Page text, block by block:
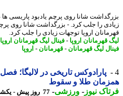
شانا روی پرچم یادبود پاریسی ها در
را جلب کرد. - بزرگداشت شانا روی پرچم
اروپا توجهات زیادی را جلب کرد.
قهرمانان اروپا - فینال لیگ قهرمانان اروپا -
لیگ قهرمانان-قهرمانان-اروپا
پارادوکس تاریخی در لالیگا؛ فصل
طلا و سقوط
نیوز-ورزشی-77 روز پیش - یکشنبه 3 خرداد 1405، 17:50